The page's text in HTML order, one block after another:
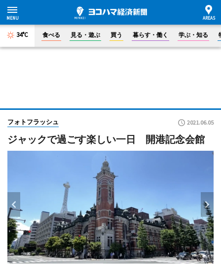
34°C 食べる 見る・遊ぶ 買う 暮らす・働く 学ぶ・知る
フォトフラッシュ 2021.06.05
ジャックで過ごす楽しい一日 開港記念会館